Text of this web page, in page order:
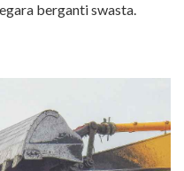
berganti swasta.